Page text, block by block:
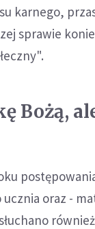
karnego,
sprawie
Bożą,
oraz -